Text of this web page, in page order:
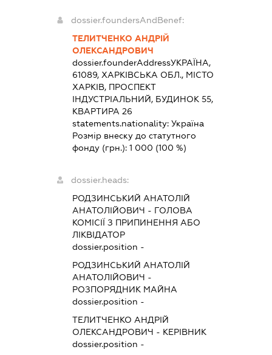
dossier.foundersAndBenef:
ТЕЛИТЧЕНКО АНДРІЙ
ОЛЕКСАНДРОВИЧ
dossier.founderAddressУКРАЇНА,
61089, ХАРКІВСЬКА ОБЛ., МІСТО
ХАРКІВ, ПРОСПЕКТ
ІНДУСТРІАЛЬНИЙ, БУДИНОК 55,
КВАРТИРА 26
statements.nationality:Україна
Розмір внеску до статутного
фонду (грн.):1 000 (100 %)
dossier.heads:
РОДЗИНСЬКИЙ АНАТОЛІЙ
АНАТОЛІЙОВИЧ - ГОЛОВА
КОМІСІЇ З ПРИПИНЕННЯ АБО
ЛІКВІДАТОР
dossier.position -
РОДЗИНСЬКИЙ АНАТОЛІЙ
АНАТОЛІЙОВИЧ -
РОЗПОРЯДНИК МАЙНА
dossier.position -
ТЕЛИТЧЕНКО АНДРІЙ
ОЛЕКСАНДРОВИЧ - КЕРІВНИК
dossier.position -